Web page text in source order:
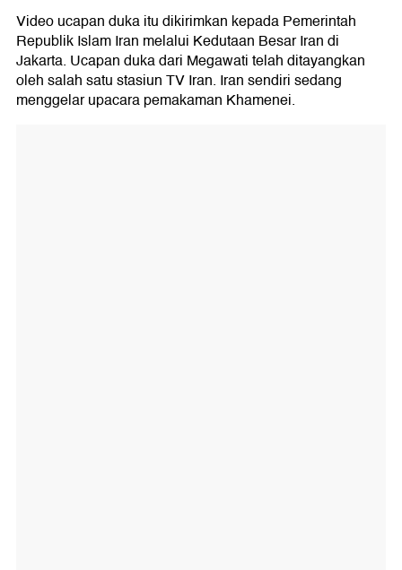
Video ucapan duka itu dikirimkan kepada Pemerintah
Republik Islam Iran melalui Kedutaan Besar Iran di
Jakarta. Ucapan duka dari Megawati telah ditayangkan
oleh salah satu stasiun TV Iran. Iran sendiri sedang
menggelar upacara pemakaman Khamenei.